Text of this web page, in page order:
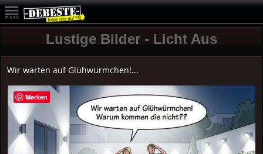
Lustige Bilder - Licht Aus
Wir warten auf Glühwürmchen!...
Merken